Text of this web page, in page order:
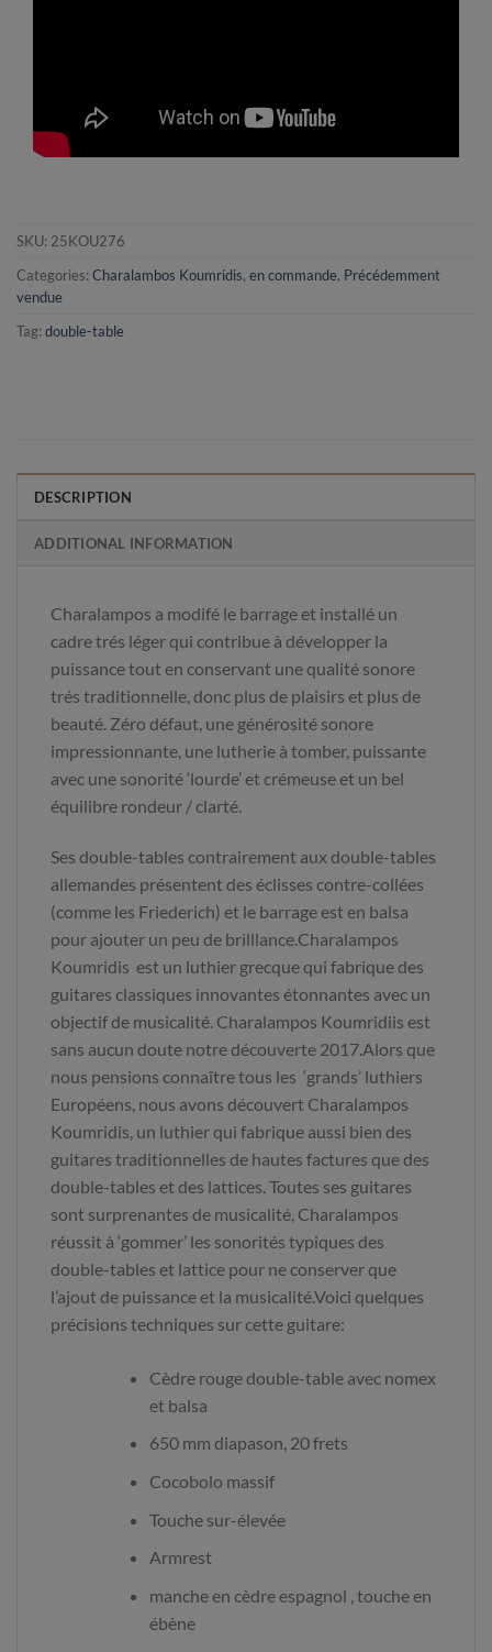
SKU: 25KOU276
Categories: Charalambos Koumridis, en commande, Précédemment
vendue
Tag: double-table
DESCRIPTION
ADDITIONAL INFORMATION
Charalampos a modifé le barrage et installé un
cadre trés léger qui contribue à développer la
puissance tout en conservant une qualité sonore
trés traditionnelle, donc plus de plaisirs et plus de
beauté. Zéro défaut, une générosité sonore
impressionnante, une lutherie à tomber, puissante
avec une sonorité ‘lourde’ et crémeuse et un bel
équilibre rondeur / clarté.
Ses double-tables contrairement aux double-tables
allemandes présentent des éclisses contre-collées
(comme les Friederich) et le barrage est en balsa
pour ajouter un peu de brilllance.Charalampos
Koumridis est un luthier grecque qui fabrique des
guitares classiques innovantes étonnantes avec un
objectif de musicalité. Charalampos Koumridiis est
sans aucun doute notre découverte 2017.Alors que
nous pensions connaître tous les ‘grands’ luthiers
Européens, nous avons découvert Charalampos
Koumridis, un luthier qui fabrique aussi bien des
guitares traditionnelles de hautes factures que des
double-tables et des lattices. Toutes ses guitares
sont surprenantes de musicalité, Charalampos
réussit à ‘gommer’ les sonorités typiques des
double-tables et lattice pour ne conserver que
l’ajout de puissance et la musicalité.Voici quelques
précisions techniques sur cette guitare:
Cèdre rouge double-table avec nomex
et balsa
650 mm diapason, 20 frets
Cocobolo massif
Touche sur-élevée
Armrest
manche en cèdre espagnol , touche en
ébène